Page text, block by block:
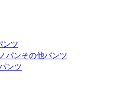
ンツ
パンその他パンツ
ンツ